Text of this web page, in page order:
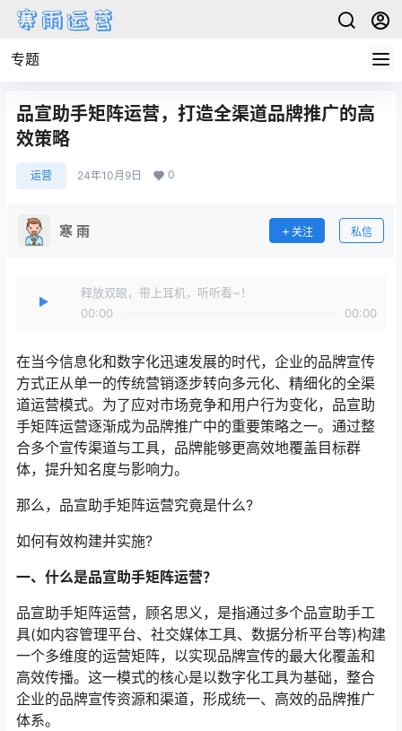
专题
品宣助手矩阵运营，打造全渠道品牌推广的高
效策略
运营 24年10月9日 0
寒 雨 关注 私信
释放双眼，带上耳机，听听看~！
00:00
00:00
在当今信息化和数字化迅速发展的时代，企业的品牌宣传
方式正从单一的传统营销逐步转向多元化、精细化的全渠
道运营模式。为了应对市场竞争和用户行为变化，品宣助
手矩阵运营逐渐成为品牌推广中的重要策略之一。通过整
合多个宣传渠道与工具，品牌能够更高效地覆盖目标群
体，提升知名度与影响力。
那么，品宣助手矩阵运营究竟是什么?
如何有效构建并实施?
一、什么是品宣助手矩阵运营？
品宣助手矩阵运营，顾名思义，是指通过多个品宣助手工
具(如内容管理平台、社交媒体工具、数据分析平台等)构建
一个多维度的运营矩阵，以实现品牌宣传的最大化覆盖和
高效传播。这一模式的核心是以数字化工具为基础，整合
企业的品牌宣传资源和渠道，形成统一、高效的品牌推广
体系。